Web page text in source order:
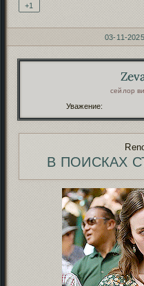
+1
03-11-
сейлор
Уважение:
В ПОИСКАХ